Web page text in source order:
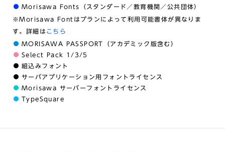
Morisawa Fonts（スタンダード／教育機関／公共団体）
※Morisawa Fontはプランによって利用可能書体が異なりま
す。詳細は こちら
MORISAWA PASSPORT（アカデミック版含む）
Select Pack 1/3/5
組込みフォント
サーバアプリケーション用フォントライセンス
Morisawa サーバーフォントライセンス
TypeSquare